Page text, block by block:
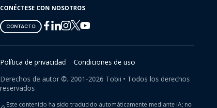
CONÉCTESE CON NOSOTROS
CONTACTO
Tobii
on
Facebook
Tobii
on
Linkedin
Tobii
on
Instagram
Tobii
on
Twitter
Tobii
on
Youtube
Política de privacidad
Condiciones de uso
Derechos de autor ©. 2001-2026 Tobii • Todos los derechos
reservados
Este contenido ha sido traducido automáticamente mediante IA; no